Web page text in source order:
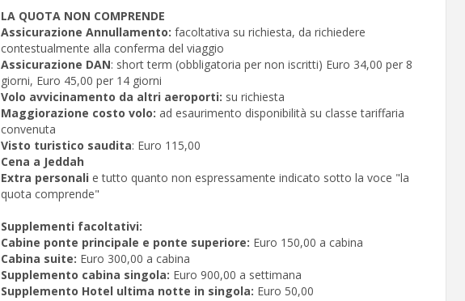
LA QUOTA NON COMPRENDE
Assicurazione Annullamento: facoltativa su richiesta, da richiedere
contestualmente alla conferma del viaggio
Assicurazione DAN: short term (obbligatoria per non iscritti) Euro 34,00 per 8
giorni, Euro 45,00 per 14 giorni
Volo avvicinamento da altri aeroporti: su richiesta
Maggiorazione costo volo: ad esaurimento disponibilità su classe tariffaria
convenuta
Visto turistico saudita: Euro 115,00
Cena a Jeddah
Extra personali e tutto quanto non espressamente indicato sotto la voce "la
quota comprende"
Supplementi facoltativi:
Cabine ponte principale e ponte superiore: Euro 150,00 a cabina
Cabina suite: Euro 300,00 a cabina
Supplemento cabina singola: Euro 900,00 a settimana
Supplemento Hotel ultima notte in singola: Euro 50,00